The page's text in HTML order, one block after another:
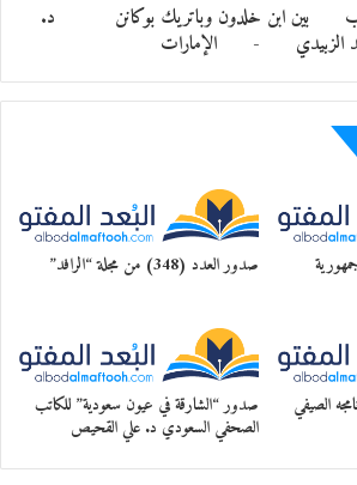
ابن خلدون وباتريك بوكانن د.
الزبيدي - الإمارات
في جمهورية صدور العدد (348) من مجلة “الرافد”
الصيفي صدور “الشارقة في عيون سعودية” للكاتب
الصحفي السعودي د. علي القحيص